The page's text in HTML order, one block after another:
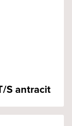
S antracit